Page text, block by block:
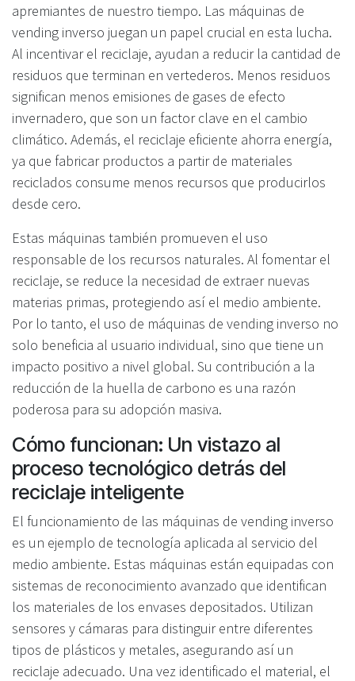
apremiantes de nuestro tiempo. Las máquinas de
vending inverso juegan un papel crucial en esta lucha.
Al incentivar el reciclaje, ayudan a reducir la cantidad de
residuos que terminan en vertederos. Menos residuos
significan menos emisiones de gases de efecto
invernadero, que son un factor clave en el cambio
climático. Además, el reciclaje eficiente ahorra energía,
ya que fabricar productos a partir de materiales
reciclados consume menos recursos que producirlos
desde cero.
Estas máquinas también promueven el uso
responsable de los recursos naturales. Al fomentar el
reciclaje, se reduce la necesidad de extraer nuevas
materias primas, protegiendo así el medio ambiente.
Por lo tanto, el uso de máquinas de vending inverso no
solo beneficia al usuario individual, sino que tiene un
impacto positivo a nivel global. Su contribución a la
reducción de la huella de carbono es una razón
poderosa para su adopción masiva.
Cómo funcionan: Un vistazo al
proceso tecnológico detrás del
reciclaje inteligente
El funcionamiento de las máquinas de vending inverso
es un ejemplo de tecnología aplicada al servicio del
medio ambiente. Estas máquinas están equipadas con
sistemas de reconocimiento avanzado que identifican
los materiales de los envases depositados. Utilizan
sensores y cámaras para distinguir entre diferentes
tipos de plásticos y metales, asegurando así un
reciclaje adecuado. Una vez identificado el material, el